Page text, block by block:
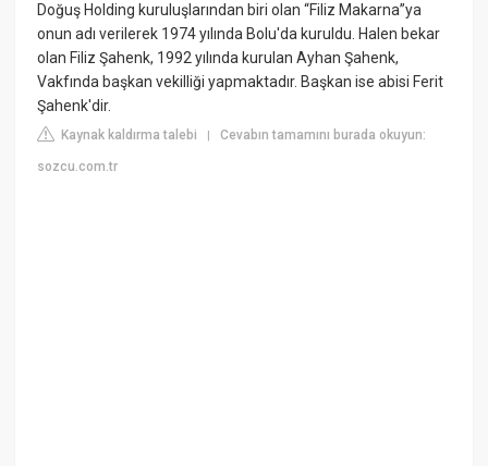
Doğuş Holding kuruluşlarından biri olan “Filiz Makarna”ya
onun adı verilerek 1974 yılında Bolu'da kuruldu. Halen bekar
olan Filiz Şahenk, 1992 yılında kurulan Ayhan Şahenk,
Vakfında başkan vekilliği yapmaktadır. Başkan ise abisi Ferit
Şahenk'dir.
Kaynak kaldırma talebi |Cevabın tamamını burada okuyun:
sozcu.com.tr